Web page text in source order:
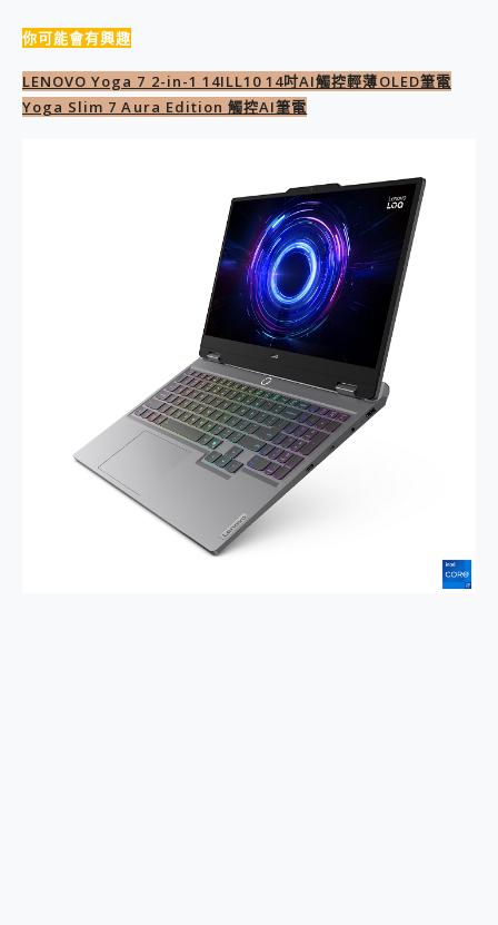
vivo TWS 3e 真無線藍牙耳機智慧降噪升級、音質明亮溫潤，並支援雙設備連接~
MSI Claw 掌機專屬配件包 來囉 完美保護 MSI Claw A1M-026TW 電競掌機
OPPO 哈蘇 300mm 專業增距鏡實測：Find X9 Ultra 光學長焦隨手拍，紀錄生活就是這麼簡單
Motorola edge 70 pro 及 moto g37 power上市，登錄在送飛利浦氣炸鍋
近八千元的 Soundcore Liberty 5 Pro Max，有螢幕的耳機會是智商稅嗎?
ASUS Pad 全面應援 Me Time，加碼愛奇藝黃金雙周卡體驗，專案價最低 NT$0 起
你可能會有興趣
LENOVO Yoga 7 2-in-1 14ILL10 14吋AI觸控輕薄OLED筆電
Yoga Slim 7 Aura Edition 觸控AI筆電